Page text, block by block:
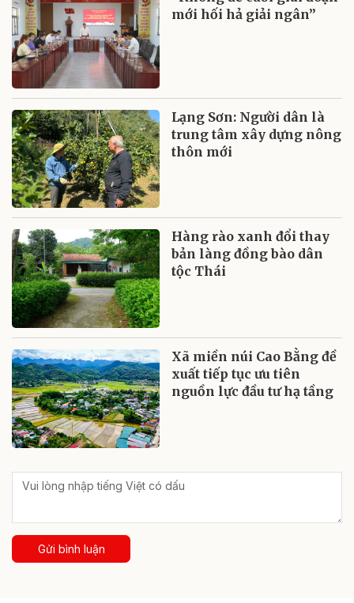
mới hối hả giải ngân”
Lạng Sơn: Người dân là
trung tâm xây dựng nông
thôn mới
Hàng rào xanh đổi thay
bản làng đồng bào dân
tộc Thái
Xã miền núi Cao Bằng đề
xuất tiếp tục ưu tiên
nguồn lực đầu tư hạ tầng
Gửi bình luận